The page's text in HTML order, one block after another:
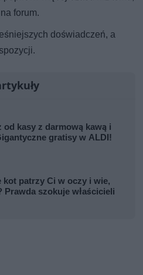
forum.
doświadczeń, a
od kasy z darmową kawą i
gratisy w ALDI!
kot patrzy Ci w oczy i wie,
Prawda szokuje właścicieli